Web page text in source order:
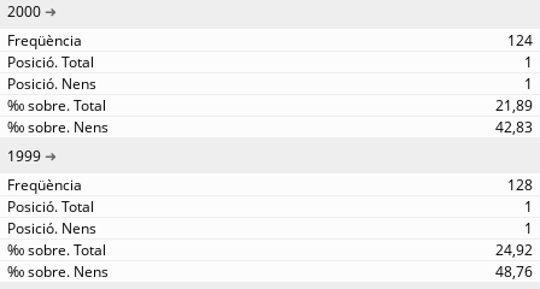
2000
124
1
1
21,89
42,83
1999
128
1
1
24,92
48,76